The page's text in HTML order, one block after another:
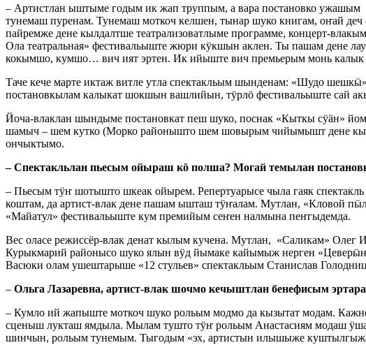
– Артистлан ыштыме годым ик жап труппым, а вара постановко
тунемаш пуренам. Тунемаш моткоч келшен, тынар шуко книгам, оҥай
пайремже дене кылдалтше театрализоватлыме программе, концерт-
Ола театральная» фестивальыште жюри кӱкшын аклен. Ты пашам дене
кокымшо, кумшо… вич ият эртен. Ик ийыште вич премьерым монь калык
Таче кече марте иктаж витле утла спектакльым шынденам: «Шудо
постановкылам калыкат шокшын вашлийын, тӱрлӧ фестивальыште сай
Йоча-влаклан шындыме постановкат пеш шуко, поснак «Кыткы сӱӓн»
шамыч – шем кутко (Морко районышто шем шовырым чийымышт дене
ончыктымо.
– Спектакльлан пьесым ойыраш кӧ полша? Могай темылан
– Пьесым тӱҥ шотышто шкеак ойырем. Репертуарысе чыла гаяк
коштам, да артист-влак дене пашам ышташ тӱҥалам. Мутлан, «Кловой
«Майатул» фестивальыште кум премийым сеҥен налмына пеҥгыдемда.
Вес оласе режиссёр-влак денат кылым кучена. Мутлан, «Саликам»
Курыкмарий районысо шуко ялын вӱд йымаке кайымыж нерген
Васюки олам ушештарыше «12 стульев» спектакльым Станислав
– Ольга Лазаревна, артист-влак шочмо кечыштлан бенефисым
– Кумло ий жапыште моткоч шуко рольым модмо да кызытат модам.
сценыш лукташ ямдыла. Мылам тушто тӱҥ рольым Анастасиям модаш
шинчын, рольым тунемым. Тыгодым «эх, артистын илышыже